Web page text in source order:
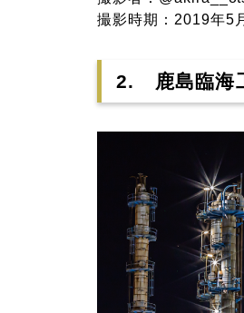
撮影時期：2019年5
2. 鹿島臨海